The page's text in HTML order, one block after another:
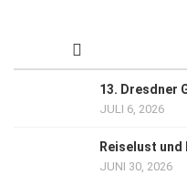
13. Dresdner
JULI 6, 2026
Reiselust und
JUNI 30, 2026